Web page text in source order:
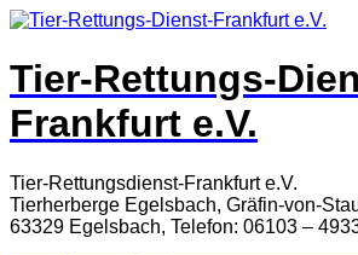
Tier-Rettungs-
Frankfurt e.V.
Tier-Rettungsdienst-Frankfurt e.V.
Tierherberge Egelsbach, Gräfin-von-
63329 Egelsbach, Telefon: 06103 –